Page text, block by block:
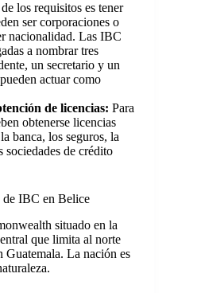
los requisitos es tener
ser corporaciones o
nacionalidad. Las IBC
a nombrar tres
un secretario y un
actuar como
de licencias: Para
obtenerse licencias
banca, los seguros, la
sociedades de crédito
de IBC en Belice
situado en la
que limita al norte
Guatemala. La nación es